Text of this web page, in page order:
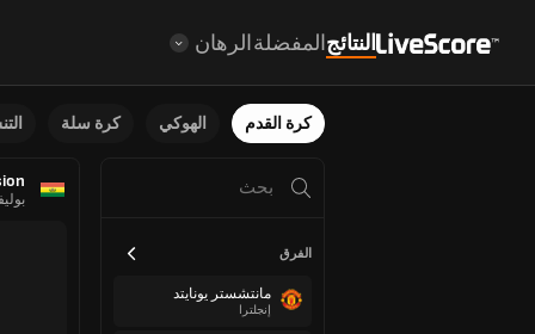
النتائجالمفضلةالرهان
كرة القدم الهوكي كرة سلة
الفرق
مانتشستر يونايتد
إنجلترا